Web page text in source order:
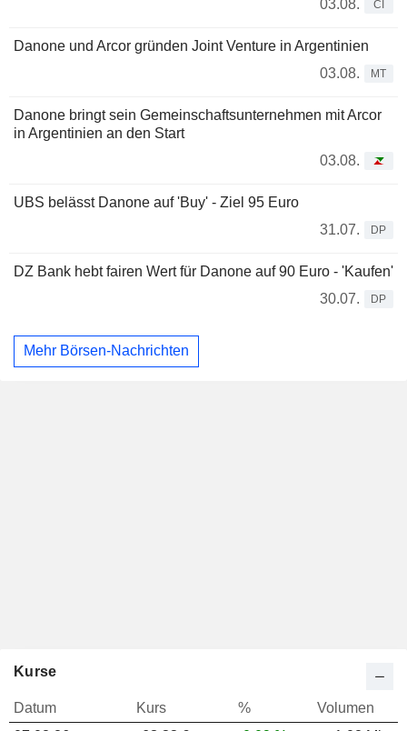
03.08.
CI
Danone und Arcor gründen Joint Venture in Argentinien
03.08.
MT
Danone bringt sein Gemeinschaftsunternehmen mit Arcor
in Argentinien an den Start
03.08.
UBS belässt Danone auf 'Buy' - Ziel 95 Euro
31.07.
DP
DZ Bank hebt fairen Wert für Danone auf 90 Euro - 'Kaufen'
30.07.
DP
Mehr Börsen-Nachrichten
Kurse
Datum Kurs %
Volumen